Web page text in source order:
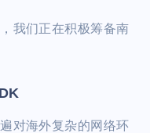
我们正在积极筹备南
对海外复杂的网络环